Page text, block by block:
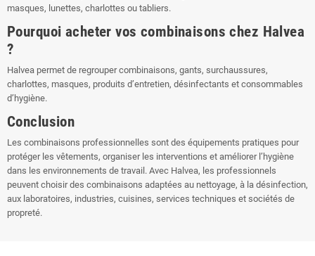
masques, lunettes, charlottes ou tabliers.
Pourquoi acheter vos combinaisons chez Halvea
?
Halvea permet de regrouper combinaisons, gants, surchaussures,
charlottes, masques, produits d’entretien, désinfectants et consommables
d’hygiène.
Conclusion
Les combinaisons professionnelles sont des équipements pratiques pour
protéger les vêtements, organiser les interventions et améliorer l’hygiène
dans les environnements de travail. Avec Halvea, les professionnels
peuvent choisir des combinaisons adaptées au nettoyage, à la désinfection,
aux laboratoires, industries, cuisines, services techniques et sociétés de
propreté.